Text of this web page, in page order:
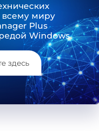
всему миру
Plus
Windows
здесь